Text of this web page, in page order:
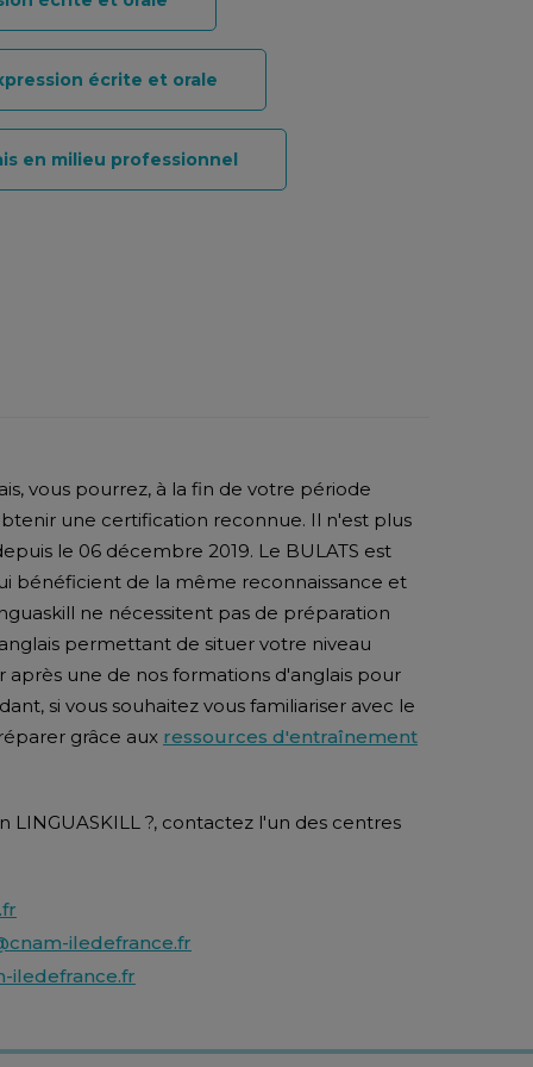
écrite et orale
en milieu professionnel
vous pourrez, à la fin de votre période
une certification reconnue. Il n'est plus
le 06 décembre 2019. Le BULATS est
bénéficient de la même reconnaissance et
ne nécessitent pas de préparation
permettant de situer votre niveau
après une de nos formations d'anglais pour
si vous souhaitez vous familiariser avec le
grâce aux ressources d'entraînement
LINGUASKILL ?, contactez l'un des centres
iledefrance.fr
iledefrance.fr